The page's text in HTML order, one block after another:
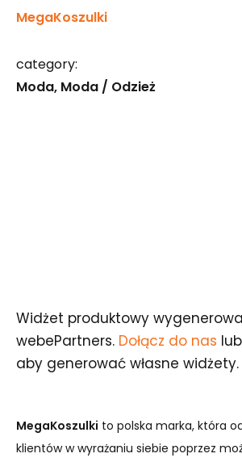
MegaKoszulki
category:
Moda Moda / Odzież
Widżet produktowy
webePartners. Dołącz do nas lub
aby generować własne widżety.
MegaKoszulki to polska marka, która
klientów w wyrażaniu siebie poprzez